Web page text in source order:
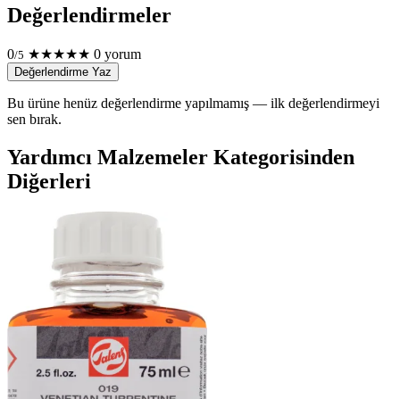
Değerlendirmeler
0/5 ★★★★★ 0 yorum
Değerlendirme Yaz
Bu ürüne henüz değerlendirme yapılmamış — ilk değerlendirmeyi
sen bırak.
Yardımcı Malzemeler Kategorisinden
Diğerleri